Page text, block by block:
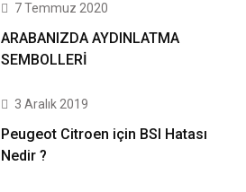
7 Temmuz 2020
ARABANIZDA AYDINLATMA
SEMBOLLERİ
3 Aralık 2019
Peugeot Citroen için BSI Hatası
Nedir ?